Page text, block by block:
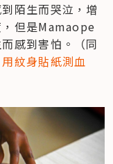
陌生而哭泣，增
但是Mamaope
感到害怕。（同
紋身貼紙測血